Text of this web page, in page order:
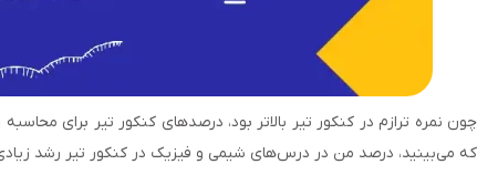
چون نمره ترازم در کنکور تیر بالاتر بود، درصدهای کنکور تیر برای
که می‌بینید، درصد من در درس‌های شیمی و فیزیک در کنکور تیر رشد